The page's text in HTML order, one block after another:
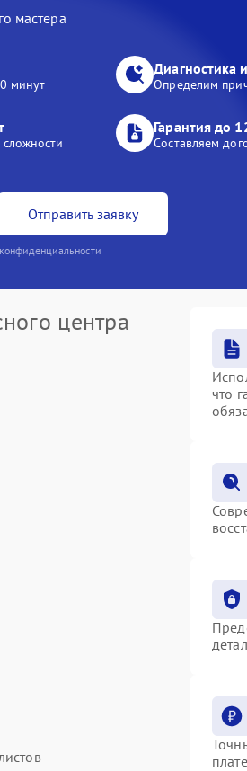
мастера
минут
Диагностика
Определим
Гарантия до
Составляем
Отправить заявку
центра
что